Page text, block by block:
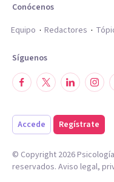
Conócenos
Equipo
Redactores
Síguenos
Accede Regístrate
© Copyright 2026
reservados. Aviso legal,